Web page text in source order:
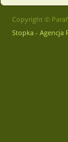
Copyright ©
Stopka - Agencja